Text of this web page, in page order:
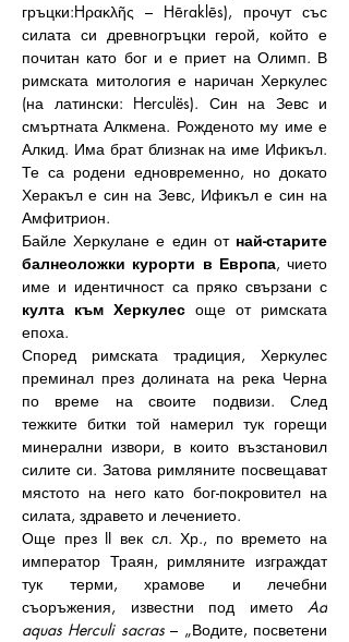
гръцки:Hρακλῆς – Hēraklēs), прочут със
силата си древногръцки герой, който е
почитан като бог и е приет на Олимп. В
римската митология е наричан Херкулес
(на латински: Herculës). Син на Зевс и
смъртната Алкмена. Рожденото му име е
Алкид. Има брат близнак на име Ификъл.
Те са родени едновременно, но докато
Херакъл е син на Зевс, Ификъл е син на
Амфитрион.
Байле Херкулане е един от най-старите
балнеоложки курорти в Европа, чието
култа към Херкулес още от римската
епоха.
Според римската традиция, Херкулес
преминал през долината на река Черна
по време на своите подвизи. След
тежките битки той намерил тук горещи
минерални извори, в които възстановил
силите си. Затова римляните посвещават
мястото на него като бог-покровител на
силата, здравето и лечението.
Още през II век сл. Хр., по времето на
император Траян, римляните изграждат
тук терми, храмове и лечебни
съоръжения, известни под името Ad
aquas Herculi sacras – „Водите, посветени